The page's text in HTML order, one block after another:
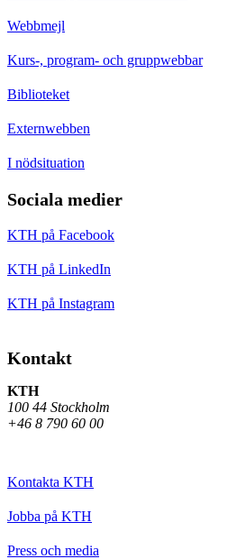
Webbmejl
Kurs-, program- och gruppwebbar
Biblioteket
Externwebben
I nödsituation
Sociala medier
KTH på Facebook
KTH på LinkedIn
KTH på Instagram
Kontakt
KTH
100 44 Stockholm
+46 8 790 60 00
Kontakta KTH
Jobba på KTH
Press och media